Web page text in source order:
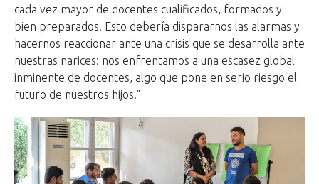
cada vez mayor de docentes cualificados, formados y
bien preparados. Esto debería dispararnos las alarmas y
hacernos reaccionar ante una crisis que se desarrolla ante
nuestras narices: nos enfrentamos a una escasez global
inminente de docentes, algo que pone en serio riesgo el
futuro de nuestros hijos."